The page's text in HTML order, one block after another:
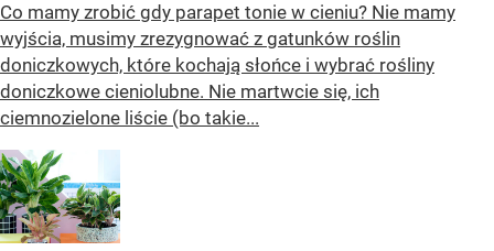
Co mamy zrobić gdy parapet tonie w cieniu? Nie mamy
wyjścia, musimy zrezygnować z gatunków roślin
doniczkowych, które kochają słońce i wybrać rośliny
doniczkowe cieniolubne. Nie martwcie się, ich
ciemnozielone liście (bo takie...